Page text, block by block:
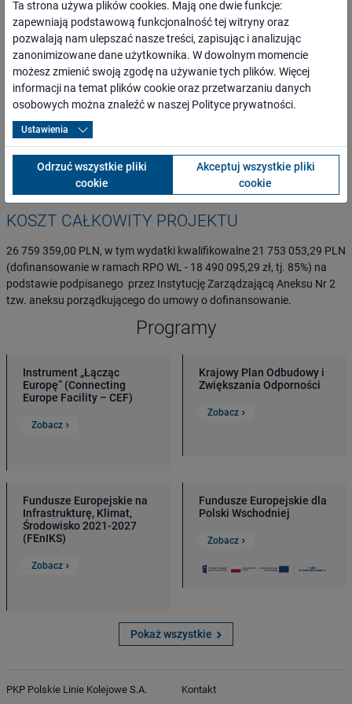
CELE PROJEKTU
Generalnie przyjęty zakres ma na celu odtworzenie parametrów
techniczno-eksploatacyjnych do prędkości V=60 km/h poprzez
modernizację infrastruktury i osiągnięcie zwiększonej zdolności
ruchowej oraz wypracowania korzystniejszej oferty przewozowej na
linii. Ponadto ważnym celem jest złagodzenie skutków bezrobocia
poprzez tworzenie nowych miejsc pracy w przyszłych terminalach
przeładunkowych w rejonie przejścia granicznego Dorohusk co
przełoży się na pobudzenie przedsiębiorczości i ożywienie współpracy
gospodarczej z Ukrainą.
KOSZT CAŁKOWITY PROJEKTU
26 759 359,00 PLN, w tym wydatki kwalifikowalne 21 753 053,29 PLN
(dofinansowanie w ramach RPO WL - 18 490 095,29 zł, tj. 85%) na
podstawie podpisanego przez Instytucję Zarządzającą Aneksu Nr 2
tzw. aneksu porządkującego do umowy o dofinansowanie.
Programy
Instrument „Łącząc
Europę” (Connecting
Europe Facility – CEF)
Zobacz
Krajowy Plan Odbudowy i
Zwiększania Odporności
Zobacz
Fundusze Europejskie na
Infrastrukturę, Klimat,
Środowisko 2021-2027
(FEnIKS)
Zobacz
Fundusze Europejskie dla
Polski Wschodniej
Zobacz
Pokaż wszystkie
PKP Polskie Linie Kolejowe S.A. Kontakt
Ta strona używa plików cookies. Mają one dwie funkcje:
zapewniają podstawową funkcjonalność tej witryny oraz
pozwalają nam ulepszać nasze treści, zapisując i analizując
zanonimizowane dane użytkownika. W dowolnym momencie
możesz zmienić swoją zgodę na używanie tych plików. Więcej
informacji na temat plików cookie oraz przetwarzaniu danych
osobowych można znaleźć w naszej Polityce prywatności.
Ustawienia
Odrzuć wszystkie pliki
cookie
Akceptuj wszystkie pliki
cookie